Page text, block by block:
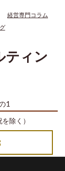
経営専門コラム
ティン
1
除く）